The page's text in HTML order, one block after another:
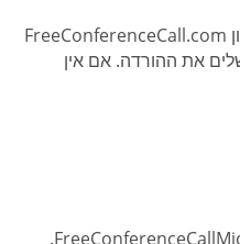
שים לב: פרטי ההתחברות לחשבון FreeConferenceCall.com
את ההורדה. אם אין
FreeConferenceCallMicrosoftOfficePluginSetup.exe.